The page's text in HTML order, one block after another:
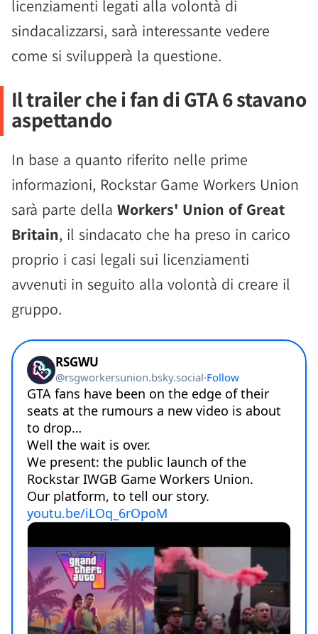
licenziamenti legati alla volontà di
sindacalizzarsi, sarà interessante vedere
come si svilupperà la questione.
Il trailer che i fan di GTA 6 stavano
aspettando
In base a quanto riferito nelle prime
informazioni, Rockstar Game Workers Union
sarà parte della Workers' Union of Great
Britain, il sindacato che ha preso in carico
proprio i casi legali sui licenziamenti
avvenuti in seguito alla volontà di creare il
gruppo.